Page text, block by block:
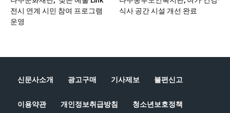
전시 연계 시민 참여 프로그램
운영
식사 공간 시설 개선 완료
신문사소개 광고구매 기사제보 불편신고
이용약관 개인정보취급방침 청소년보호정책